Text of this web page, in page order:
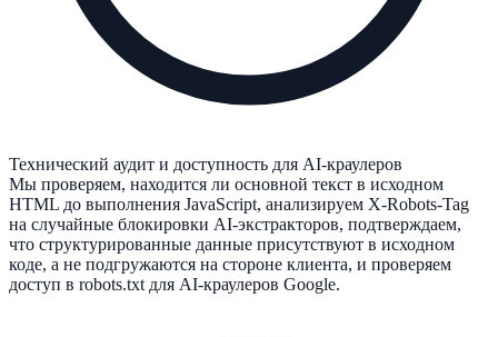
Технический аудит и доступность для AI-краулеров
Мы проверяем, находится ли основной текст в исходном
HTML до выполнения JavaScript, анализируем X-Robots-Tag
на случайные блокировки AI-экстракторов, подтверждаем,
что структурированные данные присутствуют в исходном
коде, а не подгружаются на стороне клиента, и проверяем
доступ в robots.txt для AI-краулеров Google.